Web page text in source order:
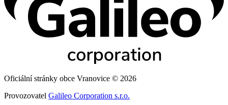
Oficiální stránky obce Vranovice © 2026
Provozovatel Galileo Corporation s.r.o.